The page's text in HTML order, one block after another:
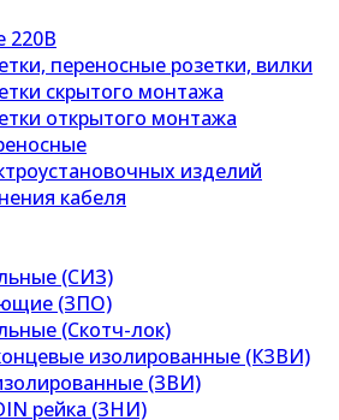
220В
переносные розетки, вилки
скрытого монтажа
открытого монтажа
изделий
кабеля
(СИЗ)
(ЗПО)
(Скотч-лок)
изолированные (КЗВИ)
(ЗВИ)
рейка (ЗНИ)